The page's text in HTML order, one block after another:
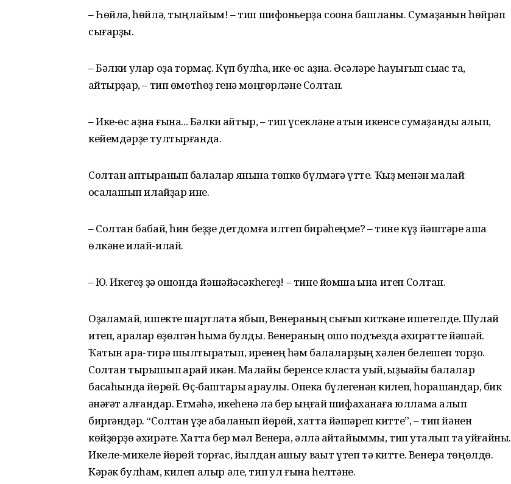
– Һөйлә, һөйлә, тыңлайым! – тип шифоньерҙа соҡона башланы. Сумаҙанын һөйрәп
сығарҙы.
– Бәлки улар оҙаҡ тормаҫ. Күп булһа, ике-өс аҙна. Әсәләре һауығып сыҡҡас та,
ҡайтырҙар, – тип өмөтһөҙ генә мөңгөрләне Солтан.
– Ике-өс аҙна ғына... Бәлки ҡайтыр, – тип үсекләне ҡатын икенсе сумаҙанды алып,
кейемдәрҙе тултырғанда.
Солтан аптыранып балалар янына төпкө бүлмәгә үтте. Ҡыҙ менән малай
ҡосаҡлашып илайҙар ине.
– Солтан бабай, һин беҙҙе детдомға илтеп бирәһеңме? – тине күҙ йәштәре аша
өлкәне илай-илай.
– Юҡ. Икегеҙ ҙә ошонда йәшәйәсәкһегеҙ! – тине йомшаҡ ҡына итеп Солтан.
Оҙаҡламай, ишекте шартлата ябып, Венераның сығып киткәне ишетелде. Шулай
итеп, аралар өҙөлгән һымаҡ булды. Венераның ошо подъезда әхирәтте йәшәй.
Ҡатын ара-тирә шылтыратып, иренең һәм балаларҙың хәлен белешеп торҙо.
Солтан тырышып ҡарай икән. Малайы беренсе класта уҡый, ҡыҙыҡайы балалар
баҡсаһында йөрөй. Өҫ-баштары ҡараулы. Опека бүлегенән килеп, һорашҡандар, бик
ҡәнәғәт ҡалғандар. Етмәһә, икеһенә лә бер ыңғай шифаханаға юллама алып
биргәндәр. “Солтан үҙе ҡабаланып йөрөй, хатта йәшәреп китте”, – тип йәнен
көйҙөрҙө әхирәте. Хатта бер мәл Венера, әллә ҡайтайыммы, тип уҡталып та ҡуйғайны.
Икеле-микеле йөрөй торғас, йылдан ашыу ваҡыт үтеп тә китте. Венера төңөлдө.
Кәрәк булһам, килеп алыр әле, тип ҡул ғына һелтәне.